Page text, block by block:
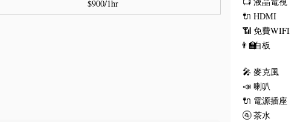
$900/1hr
🔌 HDMI
📶 免費WIFI
👨‍🏫白板
🎤 麥克風
📣 喇叭
🔌 電源插座
🚰 茶水